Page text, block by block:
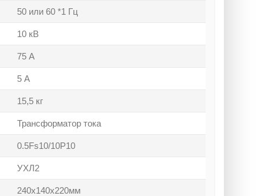
50 или 60 *1 Гц
10 кВ
75 А
5 А
15,5 кг
Трансформатор тока
0.5Fs10/10Р10
УХЛ2
240х140х220мм